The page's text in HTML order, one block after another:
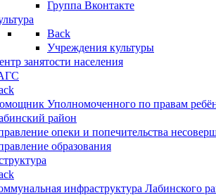
Группа Вконтакте
Back
Учреждения культуры
занятости населения
Уполномоченного по правам
район
опеки и попечительства
образования
инфраструктура Лабинского